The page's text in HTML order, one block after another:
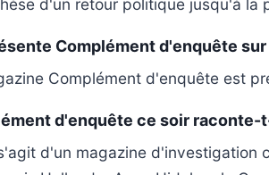
d'un retour politique jusqu'à la
Complément d'enquête sur
Complément d'enquête est
d'enquête ce soir raconte-
d'un magazine d'investigation